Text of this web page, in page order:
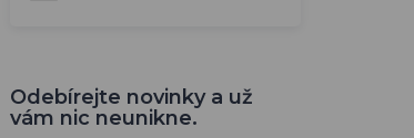
Odebírejte novinky a už
vám nic neunikne.